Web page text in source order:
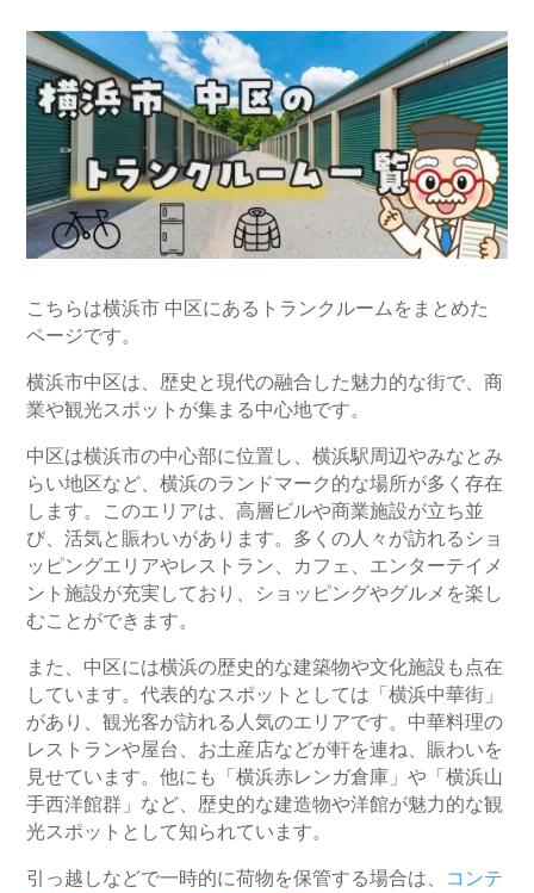
こちらは横浜市 中区にあるトランクルームをまとめた
ページです。
横浜市中区は、歴史と現代の融合した魅力的な街で、商
業や観光スポットが集まる中心地です。
中区は横浜市の中心部に位置し、横浜駅周辺やみなとみ
らい地区など、横浜のランドマーク的な場所が多く存在
します。このエリアは、高層ビルや商業施設が立ち並
び、活気と賑わいがあります。多くの人々が訪れるショ
ッピングエリアやレストラン、カフェ、エンターテイメ
ント施設が充実しており、ショッピングやグルメを楽し
むことができます。
また、中区には横浜の歴史的な建築物や文化施設も点在
しています。代表的なスポットとしては「横浜中華街」
があり、観光客が訪れる人気のエリアです。中華料理の
レストランや屋台、お土産店などが軒を連ね、賑わいを
見せています。他にも「横浜赤レンガ倉庫」や「横浜山
手西洋館群」など、歴史的な建造物や洋館が魅力的な観
光スポットとして知られています。
引っ越しなどで一時的に荷物を保管する場合は、 コンテ